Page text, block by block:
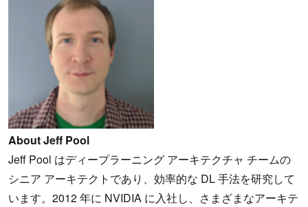
About Jeff Pool
Jeff Pool はディープラーニング アーキテクチャ チームの
シニア アーキテクトであり、効率的な DL 手法を研究して
います。2012 年に NVIDIA に入社し、さまざまなアーキテ